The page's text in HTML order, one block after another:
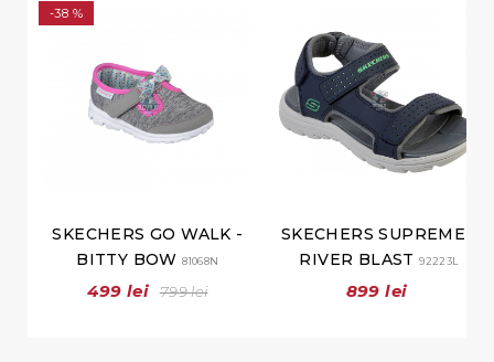
-38 %
SKECHERS GO WALK -
BITTY BOW81068N
499 lei 799 lei
SKECHERS SUPREME -
RIVER BLAST92223L
899 lei